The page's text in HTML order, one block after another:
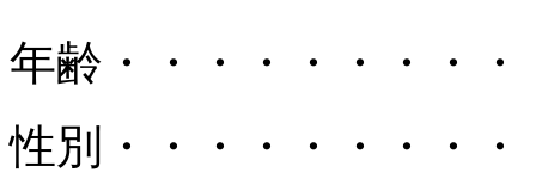
年齢 ・・・・・・・・・
性別 ・・・・・・・・・